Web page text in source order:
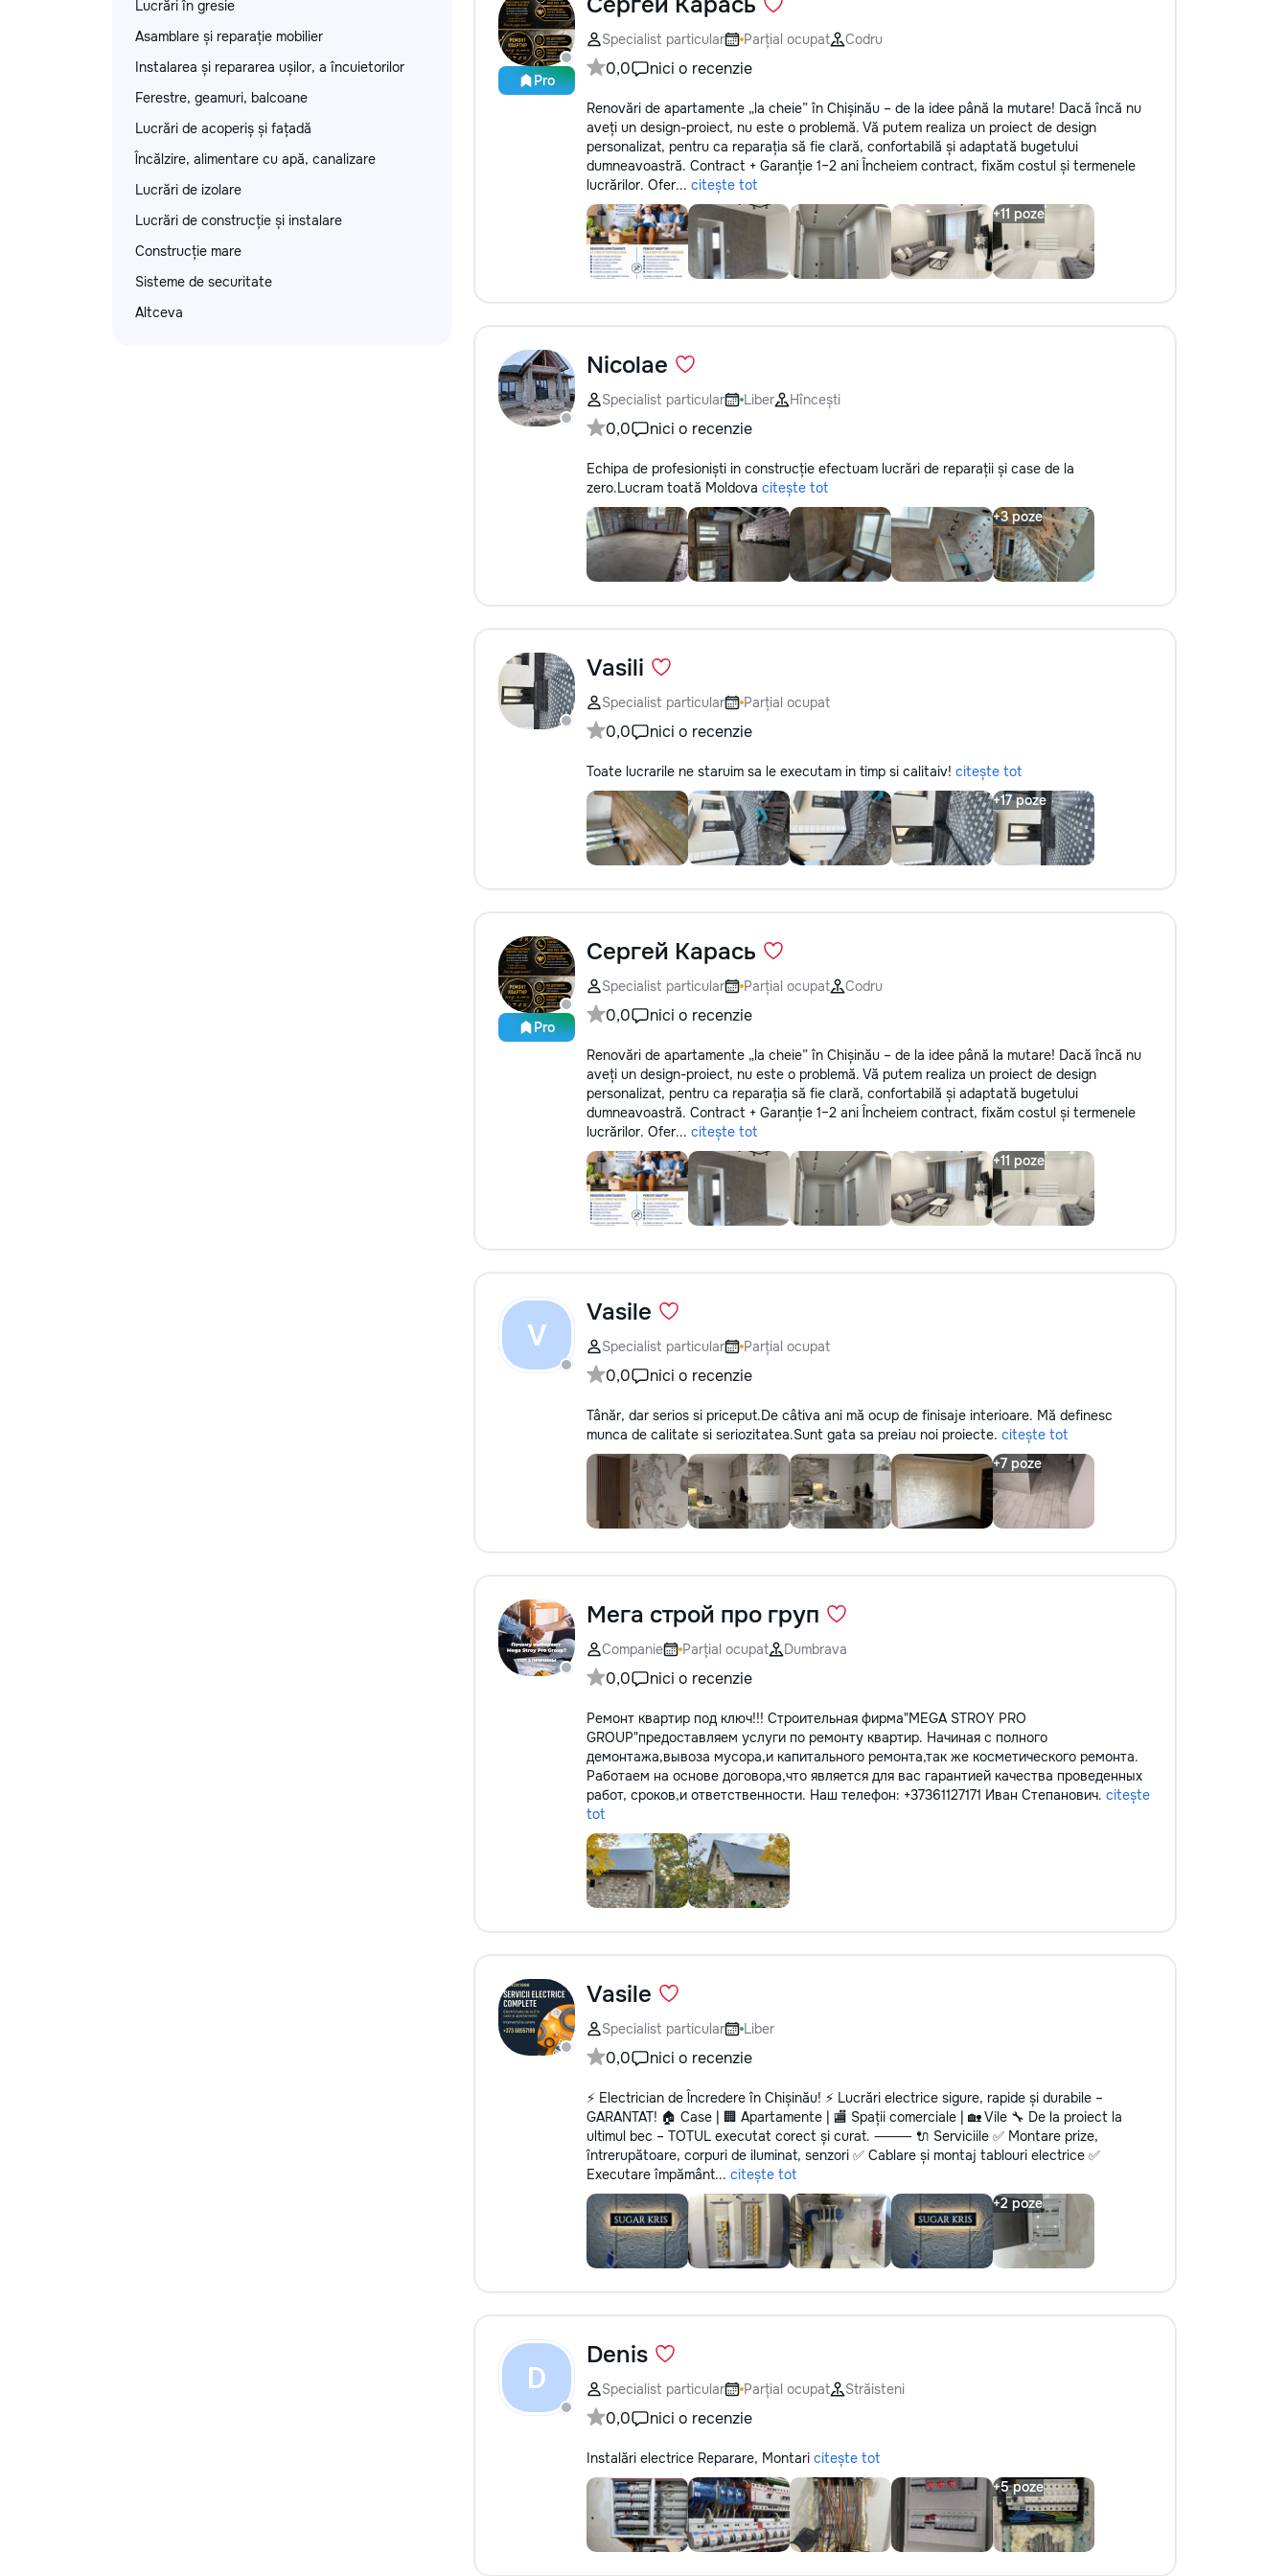
Lucrări în gresie
Asamblare și reparație mobilier
Instalarea și repararea ușilor, a încuietorilor
Ferestre, geamuri, balcoane
Lucrări de acoperiș și fațadă
Încălzire, alimentare cu apă, canalizare
Lucrări de izolare
Lucrări de construcție și instalare
Construcție mare
Sisteme de securitate
Altceva
Pro
Specialist particular Parțial ocupat Codru
0,0 nici o recenzie
Renovări de apartamente „la cheie” în Chișinău – de la idee până la mutare! Dacă încă nu
aveți un design-proiect, nu este o problemă. Vă putem realiza un proiect de design
personalizat, pentru ca reparația să fie clară, confortabilă și adaptată bugetului
dumneavoastră. Contract + Garanție 1–2 ani Încheiem contract, fixăm costul și termenele
lucrărilor. Ofer... citește tot
Nicolae
Specialist particular Liber Hîncești
0,0 nici o recenzie
Echipa de profesioniști in construcție efectuam lucrări de reparații și case de la
zero.Lucram toată Moldova citește tot
Vasili
Specialist particular Parțial ocupat
0,0 nici o recenzie
Toate lucrarile ne staruim sa le executam in timp si calitaiv! citește tot
Pro
Сергей Карась
Specialist particular Parțial ocupat Codru
0,0 nici o recenzie
Renovări de apartamente „la cheie” în Chișinău – de la idee până la mutare! Dacă încă nu
aveți un design-proiect, nu este o problemă. Vă putem realiza un proiect de design
personalizat, pentru ca reparația să fie clară, confortabilă și adaptată bugetului
dumneavoastră. Contract + Garanție 1–2 ani Încheiem contract, fixăm costul și termenele
lucrărilor. Ofer... citește tot
V
Vasile
Specialist particular Parțial ocupat
0,0 nici o recenzie
Tânăr, dar serios si priceput.De câtiva ani mă ocup de finisaje interioare. Mă definesc
munca de calitate si seriozitatea.Sunt gata sa preiau noi proiecte. citește tot
Мега строй про груп
Companie Parțial ocupat Dumbrava
0,0 nici o recenzie
Ремонт квартир под ключ!!! Строительная фирма"MEGA STROY PRO
GROUP"предоставляем услуги по ремонту квартир. Начиная с полного
демонтажа,вывоза мусора,и капитального ремонта,так же косметического ремонта.
Работаем на основе договора,что является для вас гарантией качества проведенных
работ, сроков,и ответственности. Наш телефон: +37361127171 Иван Степанович. citește
tot
Vasile
Specialist particular Liber
0,0 nici o recenzie
⚡️ Electrician de Încredere în Chișinău! ⚡️ Lucrări electrice sigure, rapide și durabile –
GARANTAT! 🏠 Case | 🏢 Apartamente | 🏬 Spații comerciale | 🏡 Vile 🔧 De la proiect la
ultimul bec – TOTUL executat corect și curat. ⸻ 🔌 Serviciile ✅ Montare prize,
întrerupătoare, corpuri de iluminat, senzori ✅ Cablare și montaj tablouri electrice ✅
Executare împământ... citește tot
D
Denis
Specialist particular Parțial ocupat Străisteni
0,0 nici o recenzie
Instalări electrice Reparare, Montari citește tot